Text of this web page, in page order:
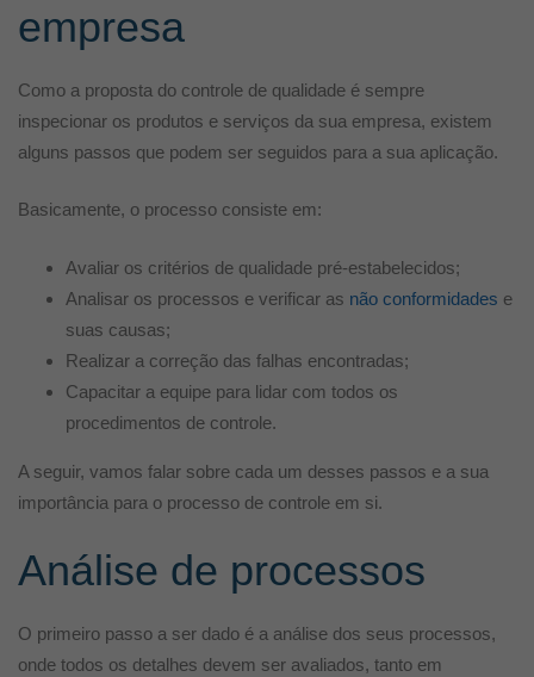
empresa
Como a proposta do controle de qualidade é sempre
inspecionar os produtos e serviços da sua empresa, existem
alguns passos que podem ser seguidos para a sua aplicação.
Basicamente, o processo consiste em:
Avaliar os critérios de qualidade pré-estabelecidos;
Analisar os processos e verificar as não conformidades e
suas causas;
Realizar a correção das falhas encontradas;
Capacitar a equipe para lidar com todos os
procedimentos de controle.
A seguir, vamos falar sobre cada um desses passos e a sua
importância para o processo de controle em si.
Análise de processos
O primeiro passo a ser dado é a análise dos seus processos,
onde todos os detalhes devem ser avaliados, tanto em